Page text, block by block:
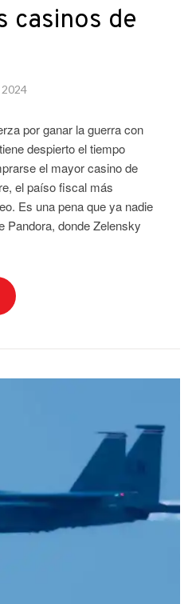
casinos de
2024
por ganar la guerra con
despierto el tiempo
el mayor casino de
el paíso fiscal más
Es una pena que ya nadie
Pandora, donde Zelensky